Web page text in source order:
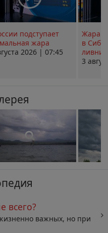
подступает
жара
2026 | 07:45
Жара в
в
ливни
3
всего?
важных, но при